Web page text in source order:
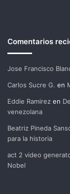
Comentarios
Jose Francisco
Carlos Sucre G. en
Eddie Ramirez en
venezolana
Beatriz Pineda
para la historia
act 2 video
Nobel